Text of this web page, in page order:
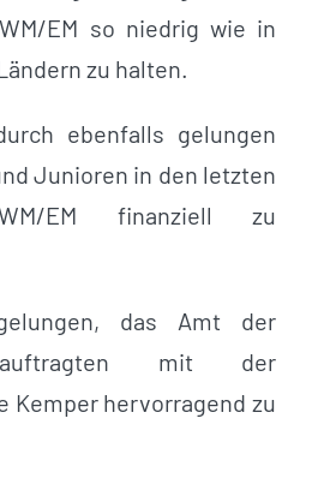
EM so niedrig wie in
zu halten.
ebenfalls gelungen
Junioren in den letzten
EM finanziell zu
das Amt der
mit der
Kemper hervorragend zu